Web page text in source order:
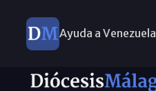
Ayuda a Venezuela